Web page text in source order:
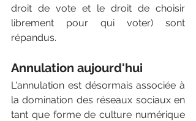
droit de vote et le droit de choisir
librement pour qui voter) sont
répandus.
Annulation aujourd'hui
L'annulation est désormais associée à
la domination des réseaux sociaux en
tant que forme de culture numérique